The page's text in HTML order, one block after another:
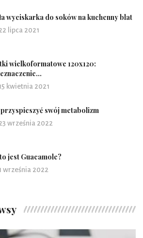
wyciskarka do soków na kuchenny blat
lipca 2021
wielkoformatowe 120x120:
kwietnia 2021
przyspieszyć swój metabolizm
września 2022
jest Guacamole?
września 2022